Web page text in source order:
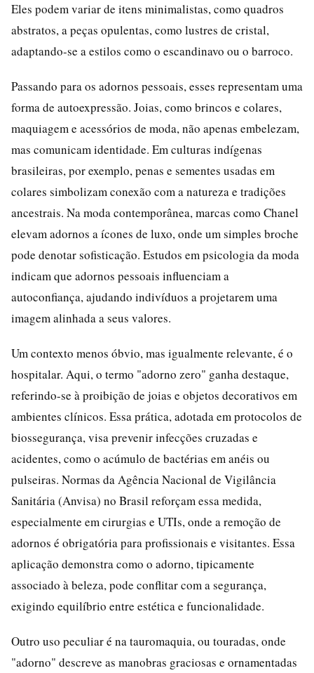
Eles podem variar de itens minimalistas, como quadros
abstratos, a peças opulentas, como lustres de cristal,
adaptando-se a estilos como o escandinavo ou o barroco.
Passando para os adornos pessoais, esses representam uma
forma de autoexpressão. Joias, como brincos e colares,
maquiagem e acessórios de moda, não apenas embelezam,
mas comunicam identidade. Em culturas indígenas
brasileiras, por exemplo, penas e sementes usadas em
colares simbolizam conexão com a natureza e tradições
ancestrais. Na moda contemporânea, marcas como Chanel
elevam adornos a ícones de luxo, onde um simples broche
pode denotar sofisticação. Estudos em psicologia da moda
indicam que adornos pessoais influenciam a
autoconfiança, ajudando indivíduos a projetarem uma
imagem alinhada a seus valores.
Um contexto menos óbvio, mas igualmente relevante, é o
hospitalar. Aqui, o termo "adorno zero" ganha destaque,
referindo-se à proibição de joias e objetos decorativos em
ambientes clínicos. Essa prática, adotada em protocolos de
biossegurança, visa prevenir infecções cruzadas e
acidentes, como o acúmulo de bactérias em anéis ou
pulseiras. Normas da Agência Nacional de Vigilância
Sanitária (Anvisa) no Brasil reforçam essa medida,
especialmente em cirurgias e UTIs, onde a remoção de
adornos é obrigatória para profissionais e visitantes. Essa
aplicação demonstra como o adorno, tipicamente
associado à beleza, pode conflitar com a segurança,
exigindo equilíbrio entre estética e funcionalidade.
Outro uso peculiar é na tauromaquia, ou touradas, onde
"adorno" descreve as manobras graciosas e ornamentadas